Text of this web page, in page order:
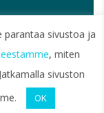
parantaa sivustoa ja
, miten
sivuston
OK